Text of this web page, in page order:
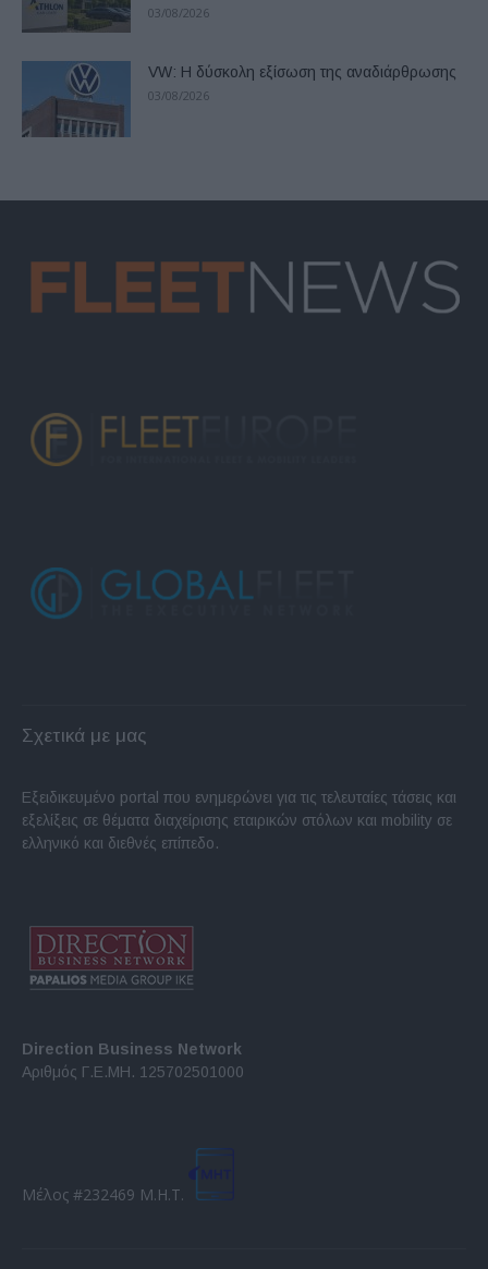
03/08/2026
VW: Η δύσκολη εξίσωση της αναδιάρθρωσης
03/08/2026
Σχετικά με μας
Εξειδικευμένο portal που ενημερώνει για τις τελευταίες τάσεις και
εξελίξεις σε θέματα διαχείρισης εταιρικών στόλων και mobility σε
ελληνικό και διεθνές επίπεδο.
Direction Business Network
Αριθμός Γ.Ε.ΜΗ. 125702501000
Μέλος #232469 Μ.Η.Τ.